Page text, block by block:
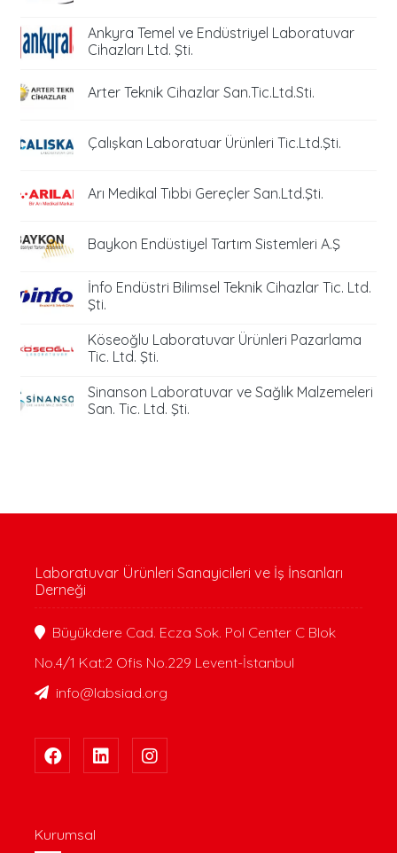
Ankyra Temel ve Endüstriyel Laboratuvar
Cihazları Ltd. Şti.
Arter Teknik Cihazlar San.Tic.Ltd.Sti.
Çalışkan Laboratuar Ürünleri Tic.Ltd.Şti.
Arı Medikal Tıbbi Gereçler San.Ltd.Şti.
Baykon Endüstiyel Tartım Sistemleri A.Ş
İnfo Endüstri Bilimsel Teknik Cihazlar Tic. Ltd.
Şti.
Köseoğlu Laboratuvar Ürünleri Pazarlama
Tic. Ltd. Şti.
Sinanson Laboratuvar ve Sağlık Malzemeleri
San. Tic. Ltd. Şti.
Laboratuvar Ürünleri Sanayicileri ve İş İnsanları
Derneği
Büyükdere Cad. Ecza Sok. Pol Center C Blok
No.4/1 Kat:2 Ofis No.229 Levent-İstanbul
info@labsiad.org
Kurumsal